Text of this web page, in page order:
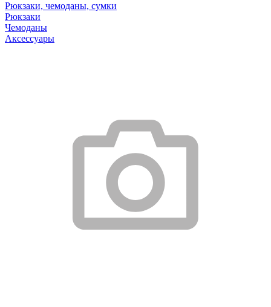
Рюкзаки, чемоданы, сумки
Рюкзаки
Чемоданы
Аксессуары